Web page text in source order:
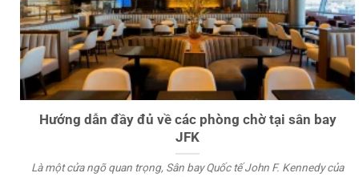
Hướng dẫn đầy đủ về các phòng chờ tại sân bay
JFK
Là một cửa ngõ quan trọng, Sân bay Quốc tế John F. Kennedy của